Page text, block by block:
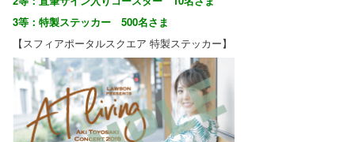
3等：特製ステッカー 500名さま
【スフィアポータルスクエア 特製ステッカー】